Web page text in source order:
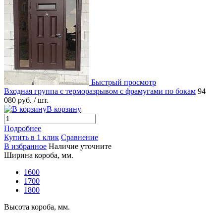
Быстрый просмотр
Входная группа с терморазрывом с фрамугами по бокам 94
080 руб. / шт.
В корзину
Подробнее
Купить в 1 клик Сравнение
В избранное Наличие уточните
Ширина короба, мм.
1600
1700
1800
Высота короба, мм.